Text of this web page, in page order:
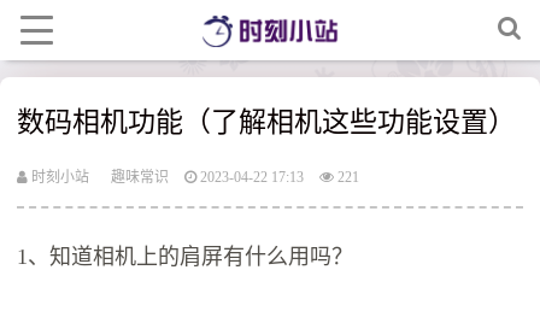
数码相机功能（了解相机这些功能设置）
时刻小站 趣味常识 2023-04-22 17:13 221
​1、知道相机上的肩屏有什么用吗？